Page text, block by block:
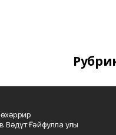
Вәдүт Ғәйфулла улы